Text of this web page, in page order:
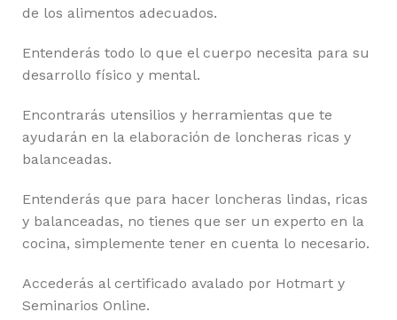
de los alimentos adecuados.
Entenderás todo lo que el cuerpo necesita para su
desarrollo físico y mental.
Encontrarás utensilios y herramientas que te
ayudarán en la elaboración de loncheras ricas y
balanceadas.
Entenderás que para hacer loncheras lindas, ricas
y balanceadas, no tienes que ser un experto en la
cocina, simplemente tener en cuenta lo necesario.
Accederás al certificado avalado por Hotmart y
Seminarios Online.